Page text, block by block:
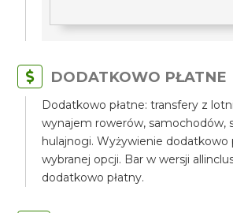
DODATKOWO PŁATNE
Dodatkowo płatne: transfery z
wynajem rowerów, samochodów,
hulajnogi. Wyżywienie dodatkowo
wybranej opcji. Bar w wersji
dodatkowo płatny.